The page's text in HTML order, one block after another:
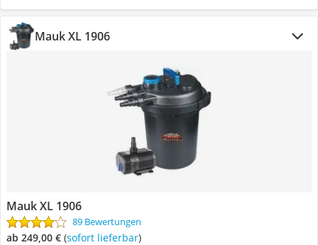
Mauk XL 1906
Mauk XL 1906
89 Bewertungen
ab 249,00 € ( Sofort lieferbar)